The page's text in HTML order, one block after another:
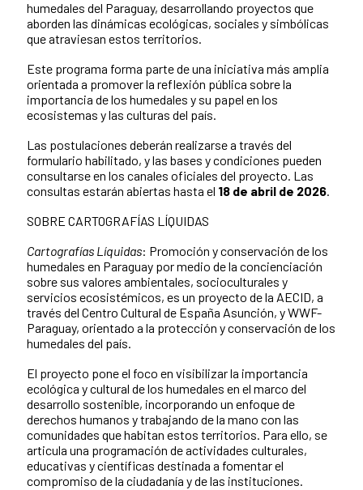
humedales del Paraguay, desarrollando proyectos que
aborden las dinámicas ecológicas, sociales y simbólicas
que atraviesan estos territorios.
Este programa forma parte de una iniciativa más amplia
orientada a promover la reflexión pública sobre la
importancia de los humedales y su papel en los
ecosistemas y las culturas del país.
Las postulaciones deberán realizarse a través del
formulario habilitado, y las bases y condiciones pueden
consultarse en los canales oficiales del proyecto. Las
consultas estarán abiertas hasta el 18 de abril de 2026.
SOBRE CARTOGRAFÍAS LÍQUIDAS
Cartografías Líquidas: Promoción y conservación de los
humedales en Paraguay por medio de la concienciación
sobre sus valores ambientales, socioculturales y
servicios ecosistémicos, es un proyecto de la AECID, a
través del Centro Cultural de España Asunción, y WWF-
Paraguay, orientado a la protección y conservación de los
humedales del país.
El proyecto pone el foco en visibilizar la importancia
ecológica y cultural de los humedales en el marco del
desarrollo sostenible, incorporando un enfoque de
derechos humanos y trabajando de la mano con las
comunidades que habitan estos territorios. Para ello, se
articula una programación de actividades culturales,
educativas y científicas destinada a fomentar el
compromiso de la ciudadanía y de las instituciones.